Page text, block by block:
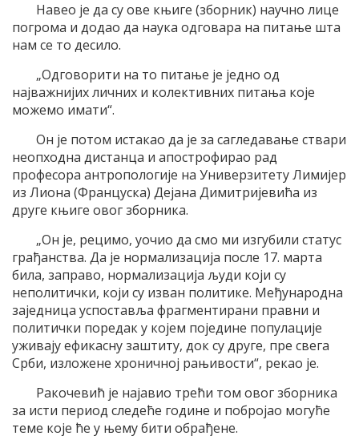
Навео је да су ове књиге (зборник) научно лице
погрома и додао да наука одговара на питање шта
нам се то десило.
„Одговорити на то питање је једно од
најважнијих личних и колективних питања које
можемо имати“.
Он је потом истакао да је за сагледавање ствари
неопходна дистанца и апострофирао рад
професора антропологије на Универзитету Лимијер
из Лиона (Француска) Дејана Димитријевића из
друге књиге овог зборника.
„Он је, рецимо, уочио да смо ми изгубили статус
грађанства. Да је нормализација после 17. марта
била, заправо, нормализација људи који су
неполитички, који су изван политике. Међународна
заједница успоставља фрагментирани правни и
политички поредак у којем поједине популације
уживају ефикасну заштиту, док су друге, пре свега
Срби, изложене хроничној рањивости“, рекао је.
Ракочевић је најавио трећи том овог зборника
за исти период следеће године и побројао могуће
теме које ће у њему бити обрађене.